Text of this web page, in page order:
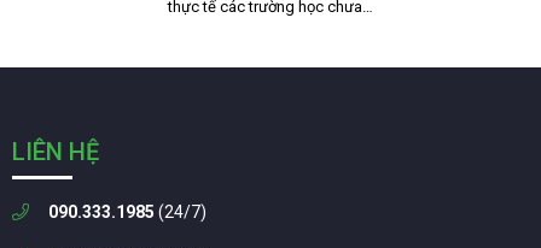
thực tế các trường học chưa…
LIÊN HỆ
090.333.1985 (24/7)